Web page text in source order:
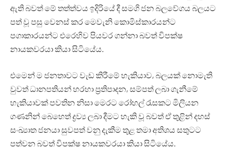
ඇති බවත් මේ තත්ත්වය ඉදිරියේ දී සමගි ජන බලවේගය බලයට
පත් වූ පසු වෙනස් කර මෙවැනි කොමිස්කාරයන්ට
පගාකාරයන්ට එරෙහිව පියවර ගන්නා බවත් විපක්ෂ
නායකවරයා කියා සිටියේය.
එමෙන් ම ජනතාවට වැඩ කිරීමේ හැකියාව, බලයක් නොමැති
වුවත් ධානපතියන් හරහා ප්‍රතිපාදන, සම්පත් ලබා ගැනීමේ
හැකියාවක් පවතින නිසා මෙරට රෝහල් රැසකට මිලියන
ගණනින් බෙහෙත් ද්‍රව්‍ය ලබා දීමට හැකි වූ බවත් ඒ තුළින් දහස්
සංඛ්‍යාත ජනයා සුවපත් වනු දැකීම තුළ තමා අතිශය සතුටට
පත්වන බවත් විපක්ෂ නායකවරයා කියා සිටියේය.